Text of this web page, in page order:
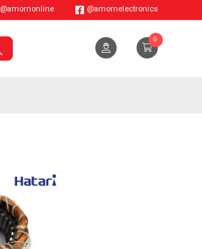
0
@amornonline @amornelectronics